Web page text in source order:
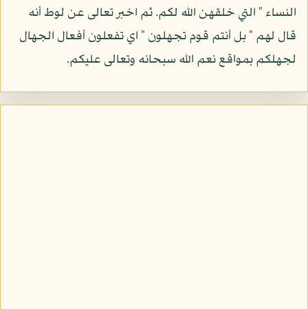
النساء " التي خلقهن الله لكم. ثم اخبر تعالى عن لوط أنه
قال لهم " بل أنتم قوم تجهلون " اي تفعلون أفعال الجهال
لجهلكم بمواقع نعم الله سبحانه وتعالى عليكم.